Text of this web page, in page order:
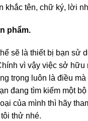
khắc tên, chữ ký, lời
phẩm.
sẽ là thiết bị bạn sử
vì vậy việc sở hữu
trọng luôn là điều
đang tìm kiếm một
của mình thì hãy
thử nhé.